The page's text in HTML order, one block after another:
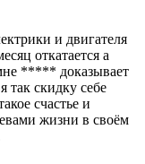
и двигателя
откатается а
***** доказывает
так скидку себе
счастье и
жизни в своём